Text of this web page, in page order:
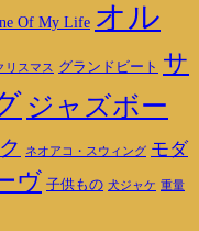
Of My Life オル
リスマス グランドビート サ
ジャズボー
ネオアコ・スウィング モダ
ヴ 子供もの 犬ジャケ 重量